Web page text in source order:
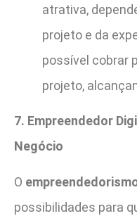
atrativa,
projeto e da
possível cobrar
projeto,
7. Empreendedor
Negócio
O
possibilidades para